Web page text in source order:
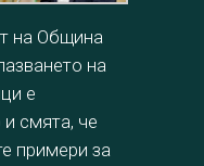
на Община
на
е
смята, че
примери за